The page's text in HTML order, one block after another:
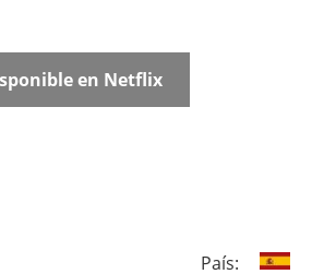
en Netflix
País: